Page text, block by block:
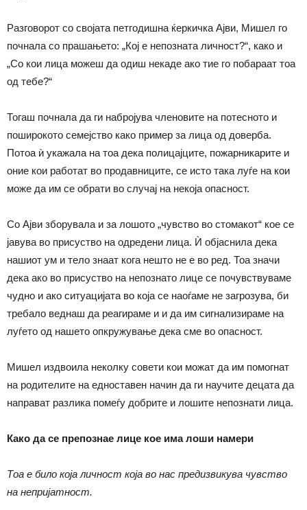
Разговорот со својата петгодишна ќеркичка Ајви, Мишел го
почнала со прашањето: „Кој е непозната личност?“, како и
„Со кои лица можеш да одиш некаде ако тие го побараат тоа
од тебе?“
Тогаш почнала да ги набројува членовите на потесното и
поширокото семејство како пример за лица од доверба.
Потоа ѝ укажала на тоа дека полицајците, пожарникарите и
оние кои работат во продавниците, се исто така луѓе на кои
може да им се обрати во случај на некоја опасност.
Со Ајви зборувала и за лошото „чувство во стомакот“ кое се
јавува во присуство на одредени лица. Ѝ објаснила дека
нашиот ум и тело знаат кога нешто не е во ред. Тоа значи
дека ако во присуство на непознато лице се почувствуваме
чудно и ако ситуацијата во која се наоѓаме не загрозува, би
требало веднаш да реагираме и и да им сигнализираме на
луѓето од нашето опкружување дека сме во опасност.
Мишел издвоила неколку совети кои можат да им помогнат
на родителите на едноставен начин да ги научите децата да
направат разлика помеѓу добрите и лошите непознати лица.
Како да се препознае лице кое има лоши намери
Тоа е било која личност која во нас предизвикува чувство
на непријатност.